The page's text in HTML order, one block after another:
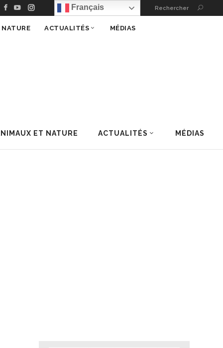
Français Rechercher
ET NATURE ACTUALITÉS MÉDIAS
ACTUALITÉS MÉDIAS